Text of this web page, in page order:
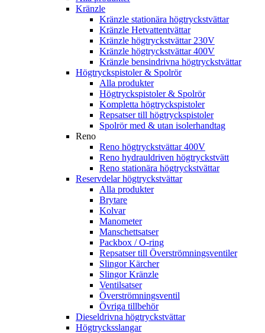
Kränzle
Kränzle stationära högtryckstvättar
Kränzle Hetvattentvättar
Kränzle högtryckstvättar 230V
Kränzle högtryckstvättar 400V
Kränzle bensindrivna högtryckstvättar
Högtryckspistoler & Spolrör
Alla produkter
Högtryckspistoler & Spolrör
Kompletta högtryckspistoler
Repsatser till högtryckspistoler
Spolrör med & utan isolerhandtag
Reno
Reno högtryckstvättar 400V
Reno hydrauldriven högtryckstvätt
Reno stationära högtryckstvättar
Reservdelar högtryckstvättar
Alla produkter
Brytare
Kolvar
Manometer
Manschettsatser
Packbox / O-ring
Repsatser till Överströmningsventiler
Slingor Kärcher
Slingor Kränzle
Ventilsatser
Överströmningsventil
Övriga tillbehör
Dieseldrivna högtryckstvättar
Högtrycksslangar